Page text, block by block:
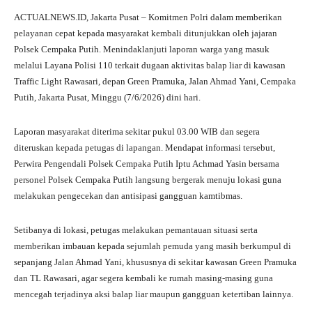
ts
A
pp
gr
a
m
bo
ok
tte
r
re
ACTUALNEWS.ID, Jakarta Pusat – Komitmen Polri dalam memberikan
pelayanan cepat kepada masyarakat kembali ditunjukkan oleh jajaran
Polsek Cempaka Putih. Menindaklanjuti laporan warga yang masuk
melalui Layana Polisi 110 terkait dugaan aktivitas balap liar di kawasan
Traffic Light Rawasari, depan Green Pramuka, Jalan Ahmad Yani, Cempaka
Putih, Jakarta Pusat, Minggu (7/6/2026) dini hari.
Laporan masyarakat diterima sekitar pukul 03.00 WIB dan segera
diteruskan kepada petugas di lapangan. Mendapat informasi tersebut,
Perwira Pengendali Polsek Cempaka Putih Iptu Achmad Yasin bersama
personel Polsek Cempaka Putih langsung bergerak menuju lokasi guna
melakukan pengecekan dan antisipasi gangguan kamtibmas.
Setibanya di lokasi, petugas melakukan pemantauan situasi serta
memberikan imbauan kepada sejumlah pemuda yang masih berkumpul di
sepanjang Jalan Ahmad Yani, khususnya di sekitar kawasan Green Pramuka
dan TL Rawasari, agar segera kembali ke rumah masing-masing guna
mencegah terjadinya aksi balap liar maupun gangguan ketertiban lainnya.